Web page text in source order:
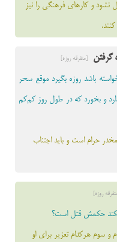
نشود و کارهاى فرهنگى را نیز
گرفتن [متفرقه روزه]
باشد روزه بگيرد موقع سحر
و بخورد که در طول روز کم‌کم
حرام است و باید اجتناب
روزه]
بکند حکمش قتل است؟
سوم هرکدام تعزیر برای او